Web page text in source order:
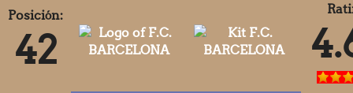
Posición:
42